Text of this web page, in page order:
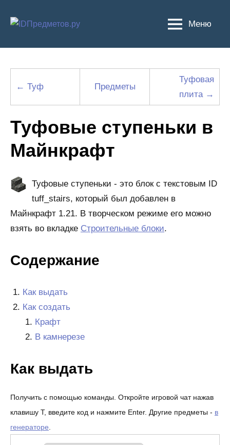
Меню
← Туф Предметы
Туфовая
плита →
Туфовые ступеньки в
Майнкрафт
Туфовые ступеньки - это блок с текстовым ID
tuff_stairs, который был добавлен в
Майнкрафт 1.21. В творческом режиме его можно
взять во вкладке Строительные блоки.
Содержание
Как выдать
Как создать
Крафт
В камнерезе
Как выдать
Получить с помощью команды. Откройте игровой чат нажав
клавишу T, введите код и нажмите Enter. Другие предметы - в
генераторе.